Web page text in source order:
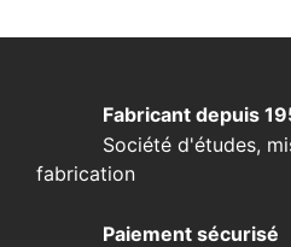
Fabricant depuis
Société d'études,
fabrication
Paiement sécurisé